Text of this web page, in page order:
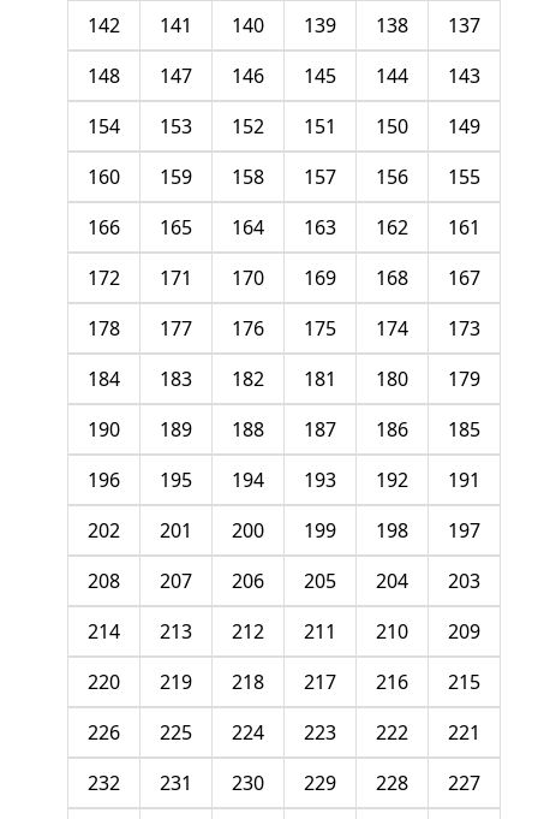
137
138
139
140
141
142
143
144
145
146
147
148
149
150
151
152
153
154
155
156
157
158
159
160
161
162
163
164
165
166
167
168
169
170
171
172
173
174
175
176
177
178
179
180
181
182
183
184
185
186
187
188
189
190
191
192
193
194
195
196
197
198
199
200
201
202
203
204
205
206
207
208
209
210
211
212
213
214
215
216
217
218
219
220
221
222
223
224
225
226
227
228
229
230
231
232